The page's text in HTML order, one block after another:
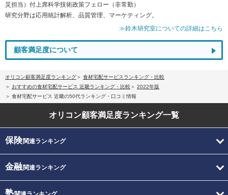
災担当）付上席科学技術政策フェロー（非常勤）
研究分野は応用統計解析、品質管理、マーケティング。
≫鈴木研究室についての詳細はこちら
顧客満足度について
オリコン顧客満足度ランキング
食材宅配サービスランキング・比較
おすすめの食材宅配サービス 近畿ランキング・比較
2022年版
食材宅配サービス 近畿の50代ランキング・口コミ情報
オリコン顧客満足度ランキング一覧
保険関連ランキング
金融関連ランキング